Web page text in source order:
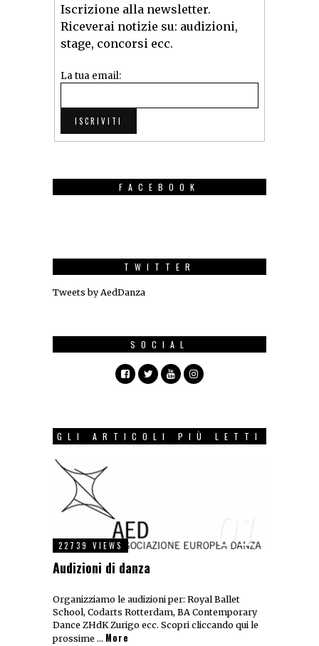
Iscrizione alla newsletter.
Riceverai notizie su: audizioni,
stage, concorsi ecc.
La tua email:
FACEBOOK
TWITTER
Tweets by AedDanza
SOCIAL
GLI ARTICOLI PIÙ LETTI
01
22739 VIEWS
Audizioni di danza
Organizziamo le audizioni per: Royal Ballet
School, Codarts Rotterdam, BA Contemporary
Dance ZHdK Zurigo ecc. Scopri cliccando qui le
prossime … More